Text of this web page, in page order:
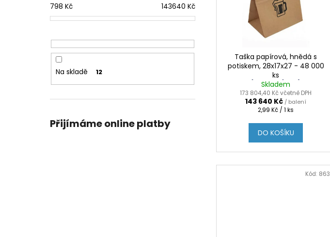
798 Kč 143640 Kč
Na skladě 12
Přijímáme online platby
Taška papírová, hnědá s
potiskem, 28x17x27 - 48 000
ks
(2.99 Kč / 1 KS)
Skladem
173 804,40 Kč včetně DPH
143 640 Kč / balení
Měrná
2,99 Kč / 1 ks
DO KOŠÍKU
Kód: 863